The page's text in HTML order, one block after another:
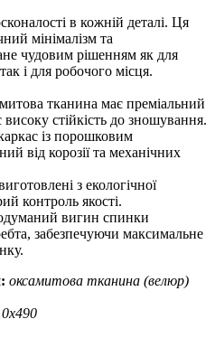
в кожній деталі. Ця
мінімалізм та
чудовим рішенням як для
і для робочого місця.
тканина має преміальний
стійкість до зношування.
із порошковим
від корозії та механічних
з екологічної
контроль якості.
вигин спинки
забезпечуючи максимальне
оксамитова тканина (велюр)